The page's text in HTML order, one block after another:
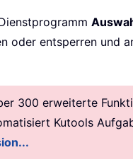
oder entsperren und
300 erweiterte
Kutools